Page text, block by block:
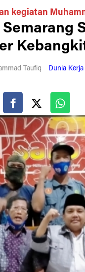
kegiatan
Taufiq Dunia Kerja